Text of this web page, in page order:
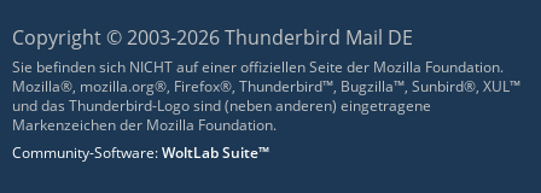
Copyright © 2003-2026 Thunderbird Mail DE
Sie befinden sich NICHT auf einer offiziellen Seite der Mozilla Foundation.
Mozilla®, mozilla.org®, Firefox®, Thunderbird™, Bugzilla™, Sunbird®, XUL™
und das Thunderbird-Logo sind (neben anderen) eingetragene
Markenzeichen der Mozilla Foundation.
Community-Software:WoltLab Suite™